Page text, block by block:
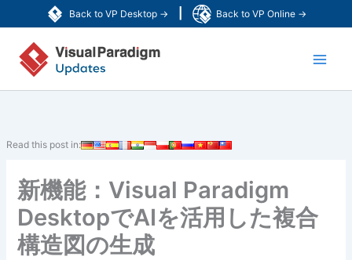
Back to VP Desktop → Back to VP Online →
容
Read this post in:
新機能：Visual Paradigm
DesktopでAIを活用した複合
構造図の生成